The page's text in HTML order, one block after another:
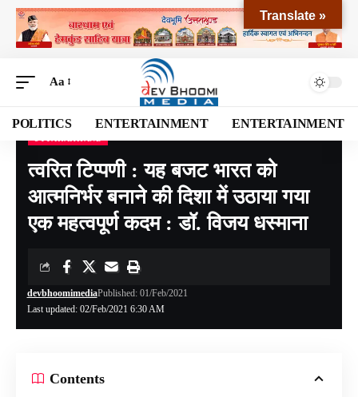
Aa
POLITICS ENTERTAINMENT ENTERTAINMENT
Devbhoomi Media>Blog> NATIONAL>UTTARAKHAND>त्वरित टिप्पणी : यह बजट भारत को आत्मनिर्भर बनाने की दिशा में उठाया गया एक महत्वपूर्ण कदम : डॉ. विजय धस्माना
त्वरित टिप्पणी : यह बजट भारत को
आत्मनिर्भर बनाने की दिशा में उठाया गया
एक महत्वपूर्ण कदम : डॉ. विजय धस्माना
Last updated: 02/Feb/2021 6:30 AM
devbhoomimediaPublished: 01/Feb/2021
Contents
Translate »